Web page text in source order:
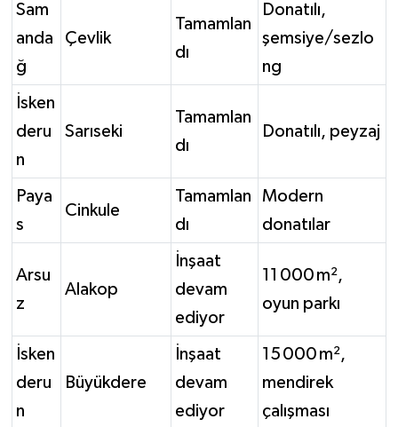
Sam
anda
ğ
Çevlik
Tamamlan
dı
Donatılı,
şemsiye/sezlo
ng
İsken
deru
n
Sarıseki
Tamamlan
dı
Donatılı, peyzaj
Paya
s
Cinkule
Tamamlan
dı
Modern
donatılar
Arsu
z
Alakop
İnşaat
devam
ediyor
11 000 m²,
oyun parkı
İsken
deru
n
Büyükdere
İnşaat
devam
ediyor
15 000 m²,
mendirek
çalışması